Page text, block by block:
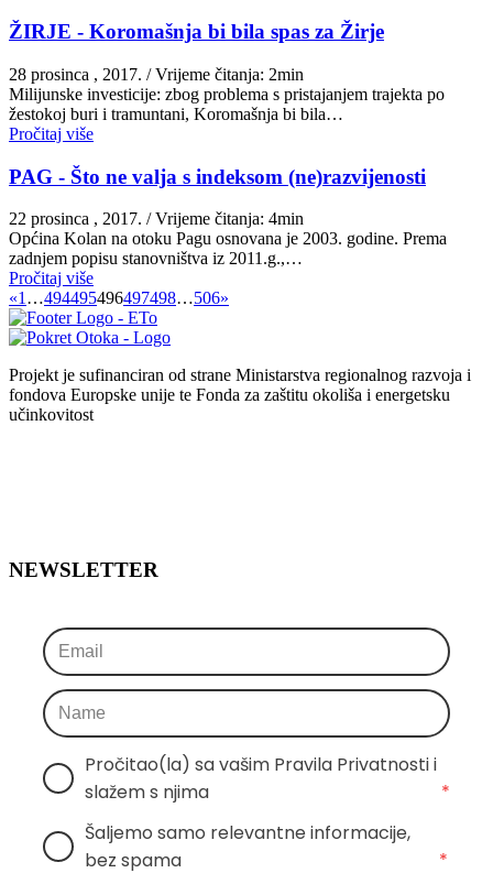
ŽIRJE - Koromašnja bi bila spas za Žirje
28 prosinca , 2017. / Vrijeme čitanja: 2min
Milijunske investicije: zbog problema s pristajanjem trajekta po
žestokoj buri i tramuntani, Koromašnja bi bila…
Pročitaj više
PAG - Što ne valja s indeksom (ne)razvijenosti
22 prosinca , 2017. / Vrijeme čitanja: 4min
Općina Kolan na otoku Pagu osnovana je 2003. godine. Prema
zadnjem popisu stanovništva iz 2011.g.,…
Pročitaj više
«1…494495496497498…506»
Projekt je sufinanciran od strane Ministarstva regionalnog razvoja i
fondova Europske unije te Fonda za zaštitu okoliša i energetsku
učinkovitost
NEWSLETTER
Pročitao(la) sa vašim Pravila Privatnosti i
slažem s njima
*
Šaljemo samo relevantne informacije,
bez spama
*